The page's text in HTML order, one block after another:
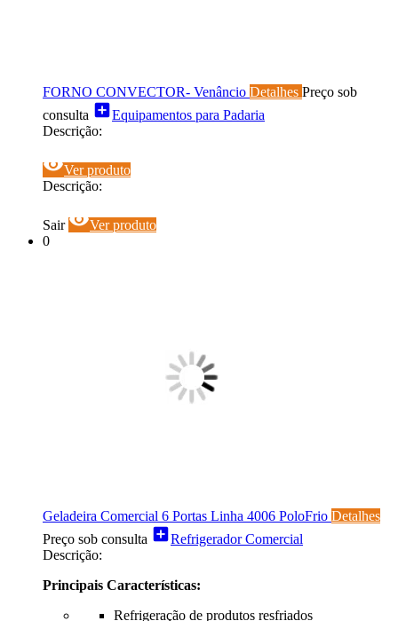
FORNO CONVECTOR- Venâncio Detalhes Preço sob
consulta add_boxEquipamentos para Padaria
Descrição:
visibilityVer produto
Descrição:
Sair visibilityVer produto
0
Geladeira Comercial 6 Portas Linha 4006 PoloFrio Detalhes
Preço sob consulta add_boxRefrigerador Comercial
Descrição:
Principais Características:
Refrigeração de produtos resfriados